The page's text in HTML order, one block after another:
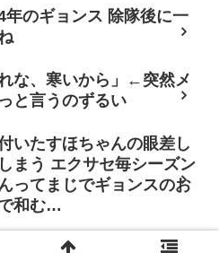
のギョンス 除隊後に一
な、寒いから」←突然メ
と言うのずるい
いたすほちゃんの眼差し
まう エクサセ毎シーズン
ってまじでギョンスのお
和む…
たくはありません。僕は